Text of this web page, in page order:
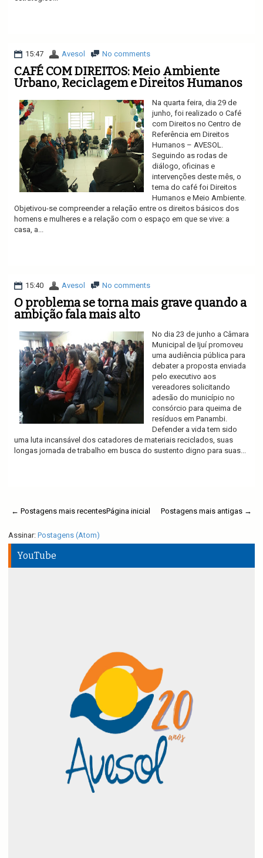
15:47 Avesol No comments
CAFÉ COM DIREITOS: Meio Ambiente
Urbano, Reciclagem e Direitos Humanos
Na quarta feira, dia 29 de
junho, foi realizado o Café
com Direitos no Centro de
Referência em Direitos
Humanos – AVESOL.
Seguindo as rodas de
diálogo, oficinas e
intervenções deste mês, o
tema do café foi Direitos
Humanos e Meio Ambiente.
Objetivou-se compreender a relação entre os direitos básicos dos
homens e mulheres e a relação com o espaço em que se vive: a
casa, a...
15:40 Avesol No comments
O problema se torna mais grave quando a
ambição fala mais alto
No dia 23 de junho a Câmara
Municipal de Ijuí promoveu
uma audiência pública para
debater a proposta enviada
pelo executivo aos
vereadores solicitando
adesão do município no
consórcio para queima de
resíduos em Panambi.
Defender a vida tem sido
uma luta incansável dos catadores de materiais reciclados, suas
longas jornada de trabalho em busca do sustento digno para suas...
← Postagens mais recentes Postagens mais antigas →
Página inicial
Assinar: Postagens (Atom)
YouTube